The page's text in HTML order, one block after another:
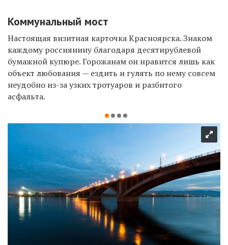
Коммунальный мост
Настоящая визитная карточка Красноярска. Знаком
каждому россиянину благодаря десятирублевой
бумажной купюре. Горожанам он нравится лишь как
объект любования — ездить и гулять по нему совсем
неудобно из-за узких тротуаров и разбитого
асфальта.